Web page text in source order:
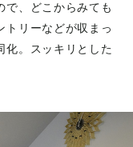
で、どこからみても
トリーなどが収まっ
化。スッキリとした